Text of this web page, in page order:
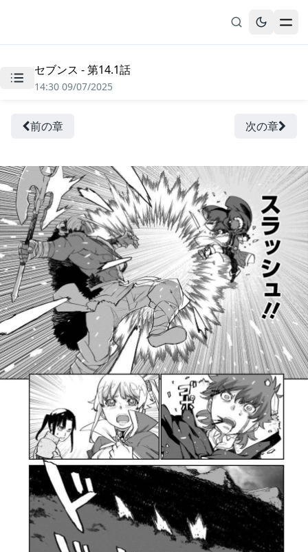
無料漫画
履歴
セブンス - 第14.1話
14:30 09/07/2025
前の章 次の章